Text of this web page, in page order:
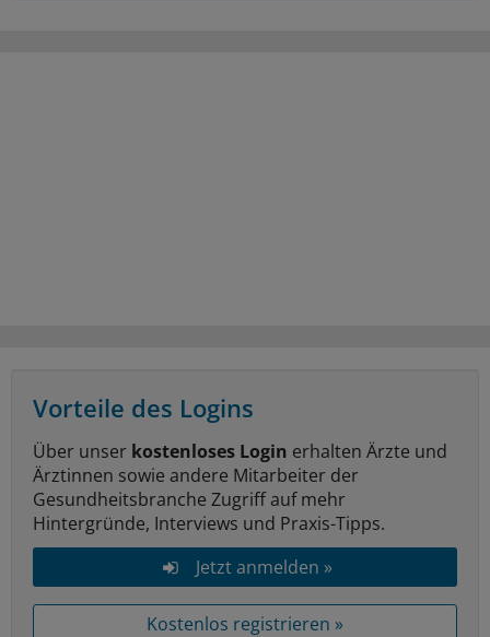
Vorteile des Logins
Über unser kostenloses Login erhalten Ärzte und
Ärztinnen sowie andere Mitarbeiter der
Gesundheitsbranche Zugriff auf mehr
Hintergründe, Interviews und Praxis-Tipps.
Jetzt anmelden »
Kostenlos registrieren »